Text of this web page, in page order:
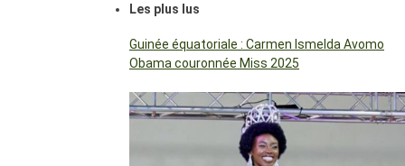
Les plus lus
Guinée équatoriale : Carmen Ismelda Avomo
Obama couronnée Miss 2025